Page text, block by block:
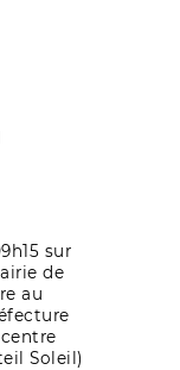
sur
de
au
Soleil)